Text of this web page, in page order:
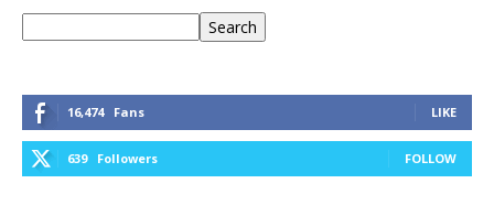
Search
16,474 Fans LIKE
639 Followers FOLLOW